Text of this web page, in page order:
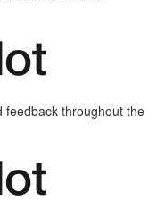
feedback throughout the